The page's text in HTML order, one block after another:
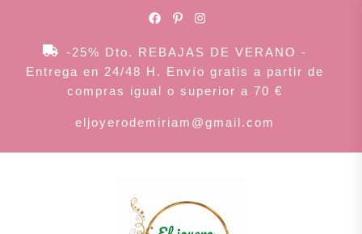
content
-25% Dto. REBAJAS DE VERANO -
Entrega en 24/48 H. Envío gratis a partir de
compras igual o superior a 70 €
eljoyerodemiriam@gmail.com